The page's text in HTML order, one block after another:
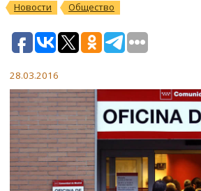
Новости Общество
28.03.2016